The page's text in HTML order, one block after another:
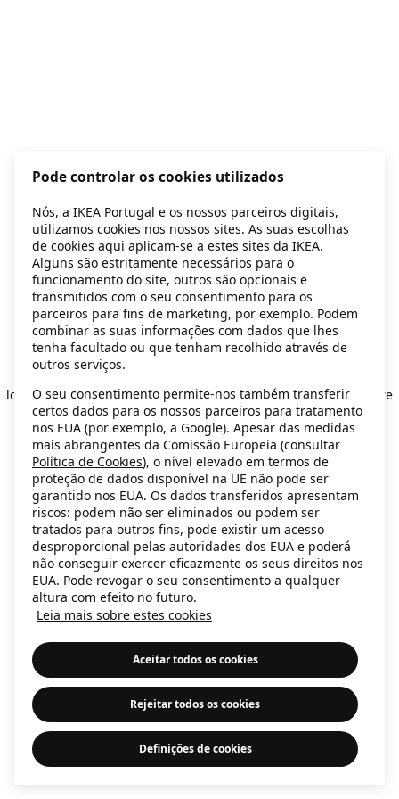
Application error: a client-side exception has occurred
loadingsecondhand.ikea.com (see the browser console for more
information).
Pode controlar os cookies utilizados
Nós, a IKEA Portugal e os nossos parceiros digitais,
utilizamos cookies nos nossos sites. As suas escolhas
de cookies aqui aplicam-se a estes sites da IKEA.
Alguns são estritamente necessários para o
funcionamento do site, outros são opcionais e
transmitidos com o seu consentimento para os
parceiros para fins de marketing, por exemplo. Podem
combinar as suas informações com dados que lhes
tenha facultado ou que tenham recolhido através de
outros serviços.
O seu consentimento permite-nos também transferir
certos dados para os nossos parceiros para tratamento
nos EUA (por exemplo, a Google). Apesar das medidas
mais abrangentes da Comissão Europeia (consultar
Política de Cookies), o nível elevado em termos de
proteção de dados disponível na UE não pode ser
garantido nos EUA. Os dados transferidos apresentam
riscos: podem não ser eliminados ou podem ser
tratados para outros fins, pode existir um acesso
desproporcional pelas autoridades dos EUA e poderá
não conseguir exercer eficazmente os seus direitos nos
EUA. Pode revogar o seu consentimento a qualquer
altura com efeito no futuro.
Leia mais sobre estes cookies
Aceitar todos os cookies
Rejeitar todos os cookies
Definições de cookies